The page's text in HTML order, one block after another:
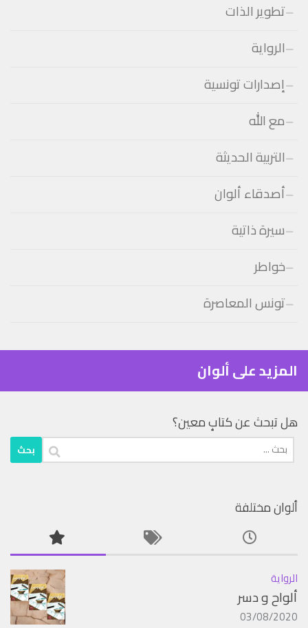
تطوير الذات
الرواية
إصدارات تونسية
مع الله
التربية الحديثة
أصدقاء ألوان
سيرة ذاتية
خواطر
تونس المعاصرة
المزيد على ألوان
هل تبحث عن كتابٍ معين؟
البحث
عن:
ألوان مختلفة
الرواية
ألواح و دسر
03/08/2020